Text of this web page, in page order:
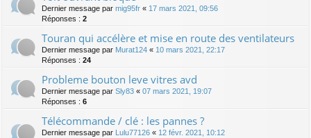
Dernier message par mig95fr « 17 mars 2021, 09:56
Réponses : 2
Touran qui accélère et mise en route des ventilateurs
Dernier message par Murat124 « 10 mars 2021, 22:17
Réponses : 24
Probleme bouton leve vitres avd
Dernier message par Sly83 « 07 mars 2021, 19:07
Réponses : 6
Télécommande / clé : les pannes ?
Dernier message par Lulu77126 « 12 févr. 2021, 10:12